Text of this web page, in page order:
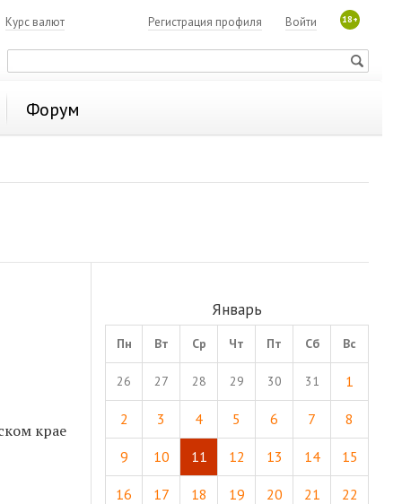
Курс валют 18+
Войти
Регистрация профиля
Форум
крае
Январь
Пн Вт Ср Чт Пт Сб Вс
26 27 28 29 30 31 1
2 3 4 5 6 7 8
9 10 11 12 13 14 15
16 17 18 19 20 21 22